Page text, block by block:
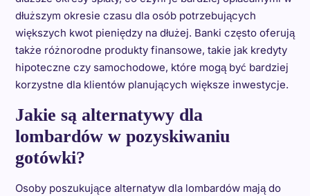
dłuższym okresie czasu dla osób potrzebujących
większych kwot pieniędzy na dłużej. Banki często oferują
także różnorodne produkty finansowe, takie jak kredyty
hipoteczne czy samochodowe, które mogą być bardziej
korzystne dla klientów planujących większe inwestycje.
Jakie są alternatywy dla
lombardów w pozyskiwaniu
gotówki?
Osoby poszukujące alternatyw dla lombardów mają do